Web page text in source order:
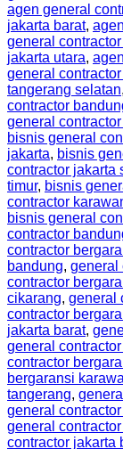
agen general
jakarta barat,
general
jakarta utara,
general
tangerang selatan,
contractor
general
bisnis general
jakarta, bisnis
contractor jakarta
timur, bisnis
contractor
bisnis general
contractor
contractor
bandung, general
contractor
cikarang, general
contractor
jakarta barat,
general
contractor
bergaransi
tangerang,
general
general
contractor jakarta